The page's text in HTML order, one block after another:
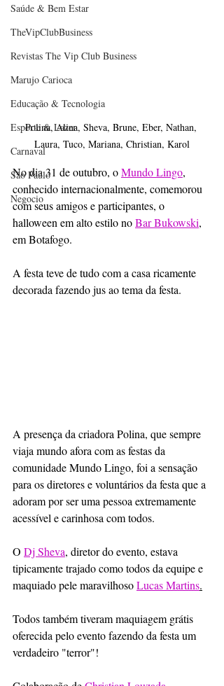
Saúde & Bem Estar
TheVipClubBusiness
Revistas The Vip Club Business
Marujo Carioca
Educação & Tecnologia
Esporte & Lazer
Carnaval
São Paulo
Negocio
Polina, Alina, Sheva, Brune, Eber, Nathan,
Laura, Tuco, Mariana, Christian, Karol
No dia 31 de outubro, o Mundo Lingo,
conhecido internacionalmente, comemorou
com seus amigos e participantes, o
halloween em alto estilo no Bar Bukowski,
em Botafogo.
A festa teve de tudo com a casa ricamente
decorada fazendo jus ao tema da festa.
A presença da criadora Polina, que sempre
viaja mundo afora com as festas da
comunidade Mundo Lingo, foi a sensação
para os diretores e voluntários da festa que a
adoram por ser uma pessoa extremamente
acessível e carinhosa com todos.
O Dj Sheva, diretor do evento, estava
tipicamente trajado como todos da equipe e
maquiado pele maravilhoso Lucas Martins.
Todos também tiveram maquiagem grátis
oferecida pelo evento fazendo da festa um
verdadeiro "terror"!